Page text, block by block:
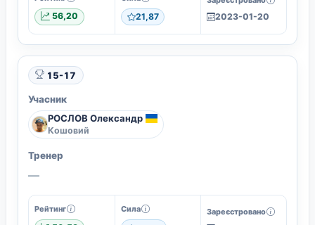
56,20 21,87 2023-01-20
15-17
Учасник
РОСЛОВ Олександр
Кошовий
Тренер
—
Рейтинг Сила Зареєстровано